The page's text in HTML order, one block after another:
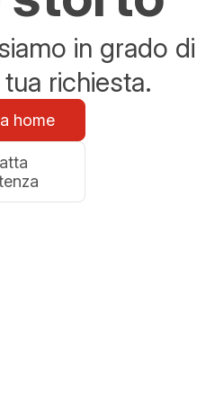
in grado di
richiesta.
home